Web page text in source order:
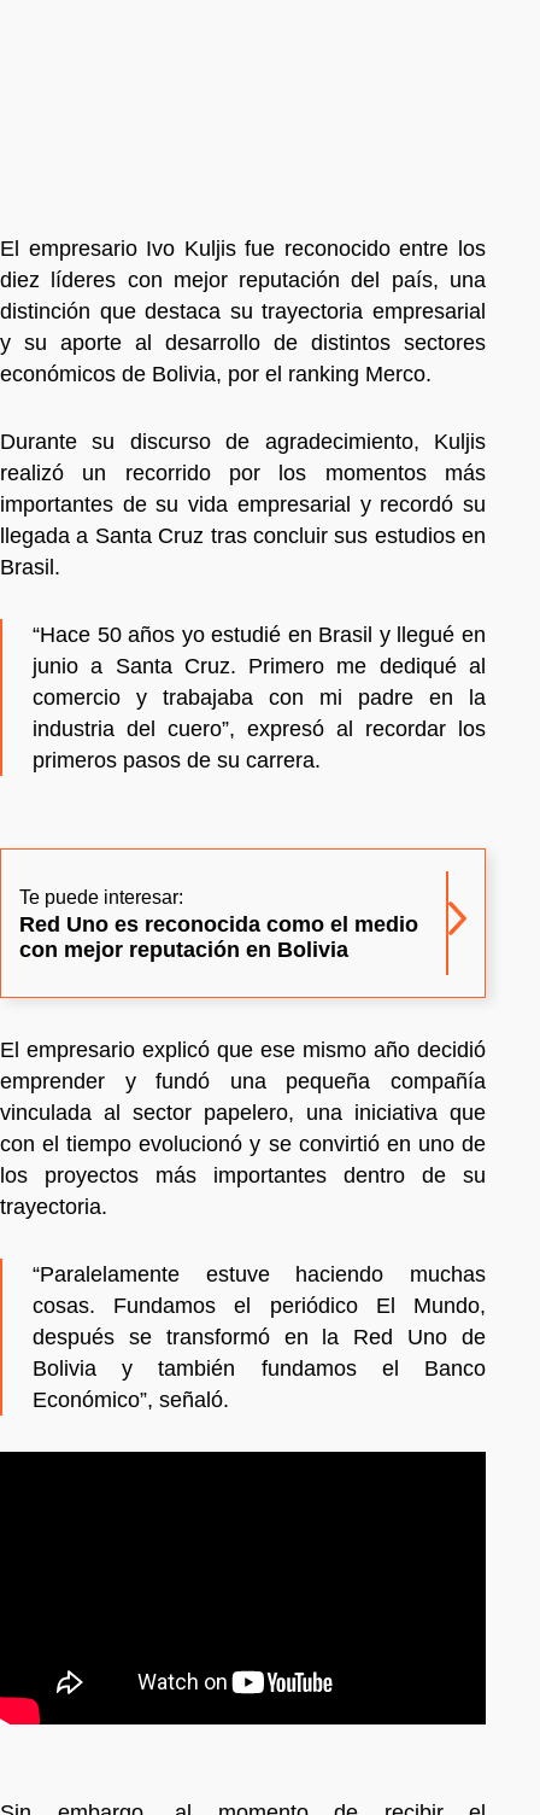
El empresario Ivo Kuljis fue reconocido entre los
diez líderes con mejor reputación del país, una
distinción que destaca su trayectoria empresarial
y su aporte al desarrollo de distintos sectores
económicos de Bolivia, por el ranking Merco.
Durante su discurso de agradecimiento, Kuljis
realizó un recorrido por los momentos más
importantes de su vida empresarial y recordó su
llegada a Santa Cruz tras concluir sus estudios en
Brasil.
“Hace 50 años yo estudié en Brasil y llegué en
junio a Santa Cruz. Primero me dediqué al
comercio y trabajaba con mi padre en la
industria del cuero”, expresó al recordar los
primeros pasos de su carrera.
Te puede interesar:
Red Uno es reconocida como el medio
con mejor reputación en Bolivia
El empresario explicó que ese mismo año decidió
emprender y fundó una pequeña compañía
vinculada al sector papelero, una iniciativa que
con el tiempo evolucionó y se convirtió en uno de
los proyectos más importantes dentro de su
trayectoria.
“Paralelamente estuve haciendo muchas
cosas. Fundamos el periódico El Mundo,
después se transformó en la Red Uno de
Bolivia y también fundamos el Banco
Económico”, señaló.